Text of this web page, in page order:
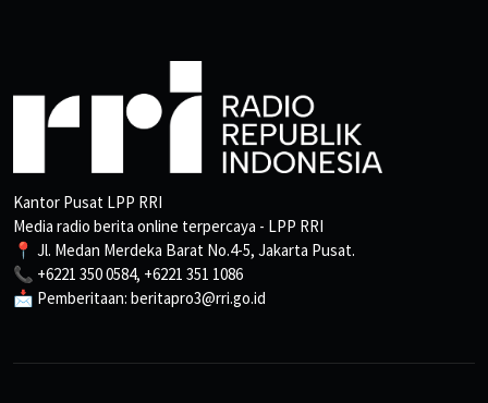
Kantor Pusat LPP RRI
Media radio berita online terpercaya - LPP RRI
📍 Jl. Medan Merdeka Barat No.4-5, Jakarta Pusat.
📞 +6221 350 0584, +6221 351 1086
📩 Pemberitaan: beritapro3@rri.go.id